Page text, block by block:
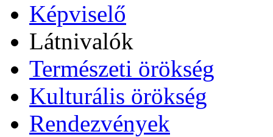
Képviselő
Látnivalók
Természeti örökség
Kulturális örökség
Rendezvények